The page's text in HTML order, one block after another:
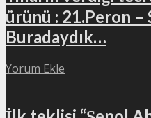
ürünü : 21.Peron –
Buradaydık…
Yorum Ekle